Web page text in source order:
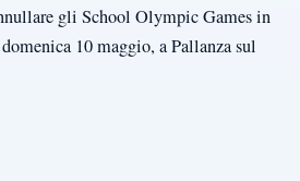
gli School Olympic Games in
10 maggio, a Pallanza sul